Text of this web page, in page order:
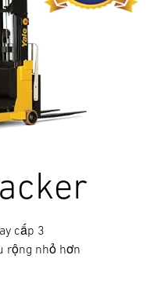
cấp 3
rộng nhỏ hơn